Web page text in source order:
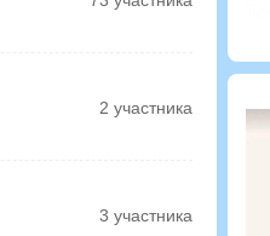
2 участника
3 участника